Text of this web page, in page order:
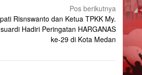
Pos berikutnya
Risnswanto dan Ketua TPKK My.
Hadiri Peringatan HARGANAS
ke-29 di Kota Medan